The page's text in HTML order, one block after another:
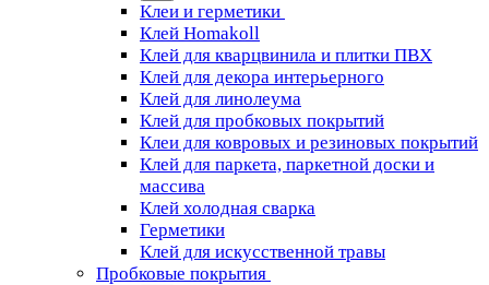
Клеи и герметики
Клей Homakoll
Клей для кварцвинила и плитки ПВХ
Клей для декора интерьерного
Клей для линолеума
Клей для пробковых покрытий
Клеи для ковровых и резиновых покрытий
Клей для паркета, паркетной доски и
массива
Клей холодная сварка
Герметики
Клей для искусственной травы
Пробковые покрытия